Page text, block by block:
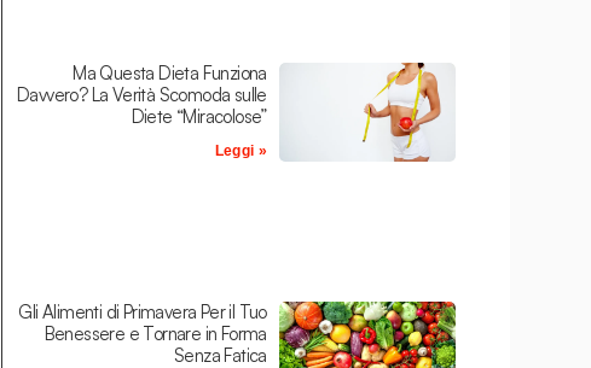
Ma Questa Dieta Funziona
Davvero? La Verità Scomoda sulle
Diete “Miracolose”
Leggi »
Gli Alimenti di Primavera Per il Tuo
Benessere e Tornare in Forma
Senza Fatica